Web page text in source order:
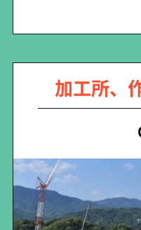
加工所、